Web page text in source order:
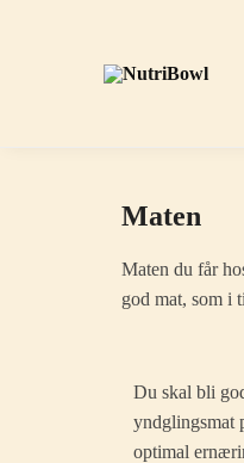
Maten
Maten du får
god mat, som i
Du skal bli
yndglingsmat
optimal